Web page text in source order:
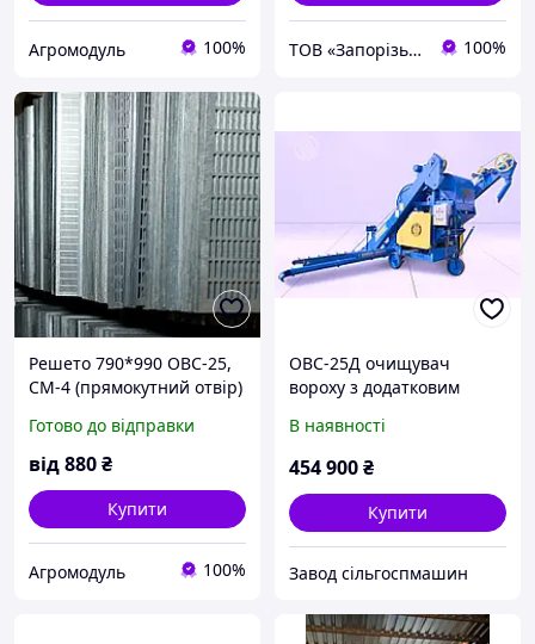
Агромодуль 100% ТОВ «Запорізький Зерновоз» 100%
Решето 790*990 ОВС-25,
СМ-4 (прямокутний отвір)
Готово до відправки
від880₴
Купити
Агромодуль 100%
ОВС-25Д очищувач
вороху з додатковим
фракції
В наявності
454 900₴
Купити
Завод сільгоспмашин